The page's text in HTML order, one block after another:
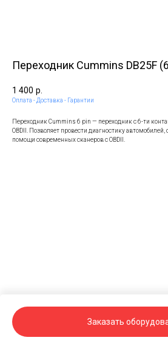
Переходник Cummins DB25F
1 400 р.
Оплата - Доставка - Гарантии
Заказать
Переходник Cummins 6 pin — переходник с 6-ти
OBDII. Позволяет провести диагностику
помощи современных сканеров c OBDII.